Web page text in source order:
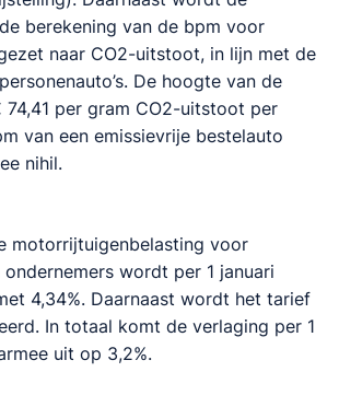
berekening van de bpm voor
naar CO2-uitstoot, in lijn met de
De hoogte van de
per gram CO2-uitstoot per
van een emissievrije bestelauto
nihil.
motorrijtuigenbelasting voor
ondernemers wordt per 1 januari
4,34%. Daarnaast wordt het tarief
In totaal komt de verlaging per 1
uit op 3,2%.